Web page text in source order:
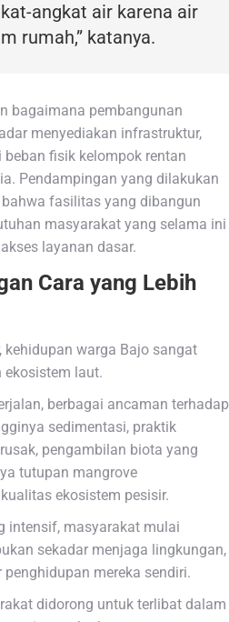
angkat air karena air
rumah,” katanya.
bagaimana pembangunan
menyediakan infrastruktur,
fisik kelompok rentan
Pendampingan yang dilakukan
fasilitas yang dibangun
masyarakat yang selama ini
layanan dasar.
Cara yang Lebih
warga Bajo sangat
ekosistem laut.
berbagai ancaman terhadap
sedimentasi, praktik
pengambilan biota yang
tutupan mangrove
ekosistem pesisir.
intensif, masyarakat mulai
sekadar menjaga lingkungan,
mereka sendiri.
didorong untuk terlibat dalam